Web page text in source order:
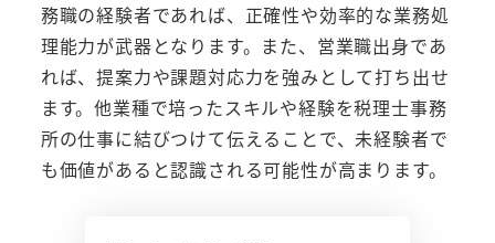
務職の経験者であれば、正確性や効率的な業務処
理能力が武器となります。また、営業職出身であ
れば、提案力や課題対応力を強みとして打ち出せ
ます。他業種で培ったスキルや経験を税理士事務
所の仕事に結びつけて伝えることで、未経験者で
も価値があると認識される可能性が高まります。